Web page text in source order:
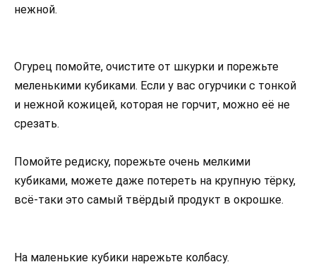
нежной.
Огурец помойте, очистите от шкурки и порежьте
меленькими кубиками. Если у вас огурчики с тонкой
и нежной кожицей, которая не горчит, можно её не
срезать.
Помойте редиску, порежьте очень мелкими
кубиками, можете даже потереть на крупную тёрку,
всё-таки это самый твёрдый продукт в окрошке.
На маленькие кубики нарежьте колбасу.